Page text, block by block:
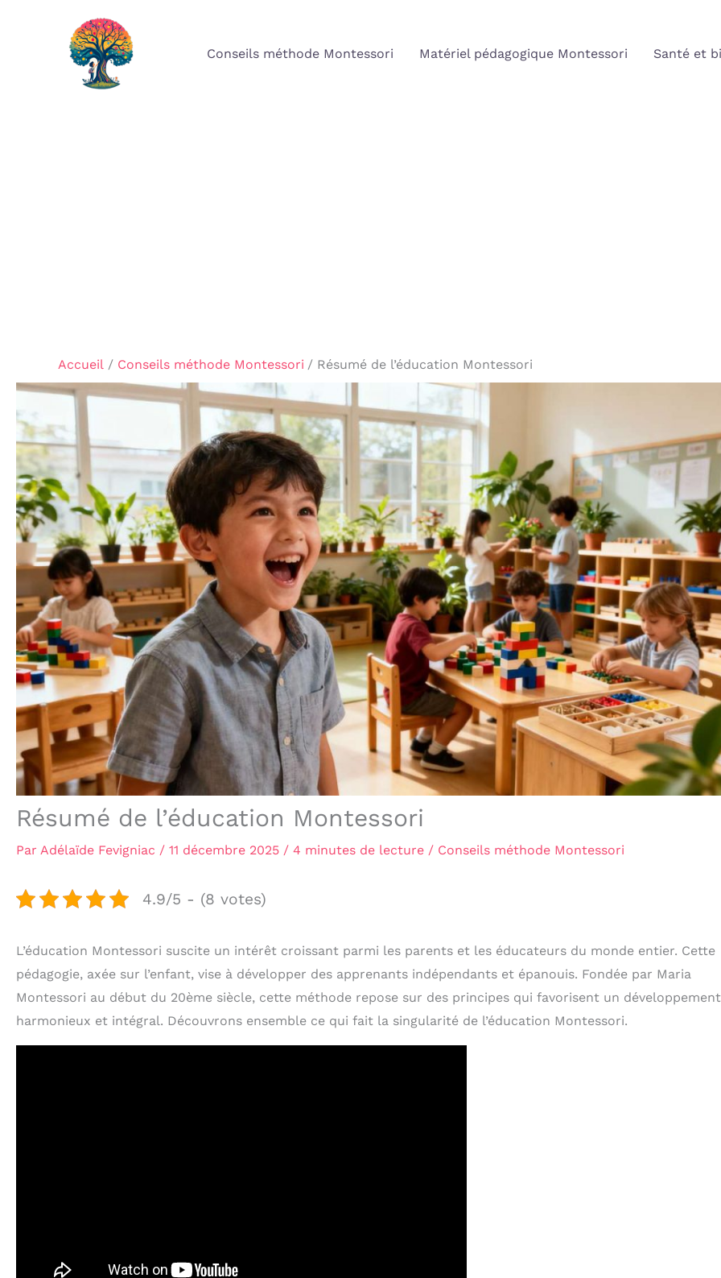
Conseils méthode Montessori Matériel pédagogique Montessori Santé et
Accueil Conseils méthode Montessori Résumé de l’éducation Montessori
Résumé de l’éducation Montessori
Par Adélaïde Fevigniac / 11 décembre 2025 / 4 minutes de lecture / Conseils méthode Montessori
4.9/5 - (8 votes)
L’éducation Montessori suscite un intérêt croissant parmi les parents et les éducateurs du monde entier. Cette
pédagogie, axée sur l’enfant, vise à développer des apprenants indépendants et épanouis. Fondée par Maria
Montessori au début du 20ème siècle, cette méthode repose sur des principes qui favorisent un développement
harmonieux et intégral. Découvrons ensemble ce qui fait la singularité de l’éducation Montessori.